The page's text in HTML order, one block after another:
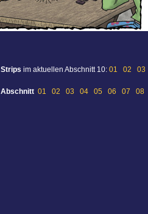
Strips im aktuellen Abschnitt 10: 01 02 03
Abschnitt 01 02 03 04 05 06 07 08